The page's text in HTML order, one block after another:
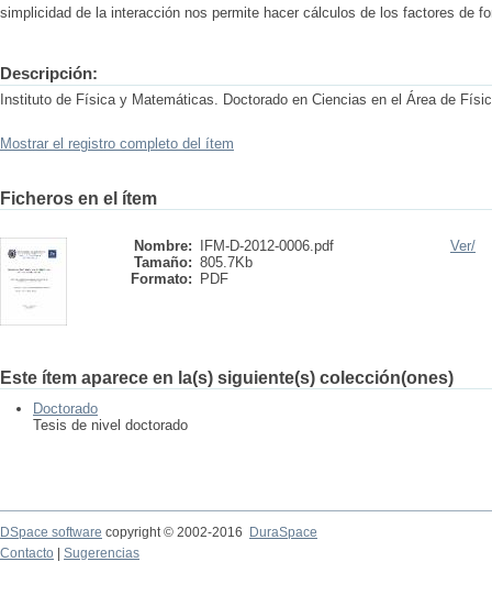
simplicidad de la interacción nos permite hacer cálculos de los factores de
Descripción:
Instituto de Física y Matemáticas. Doctorado en Ciencias en el Área de
Mostrar el registro completo del ítem
Ficheros en el ítem
Nombre:
IFM-D-2012-0006.pdf
Tamaño: 805.7Kb
Formato:
PDF
Ver/
Este ítem aparece en la(s) siguiente(s) colección(ones)
Doctorado
Tesis de nivel doctorado
DSpace software copyright © 2002-2016
DuraSpace
Contacto
Sugerencias